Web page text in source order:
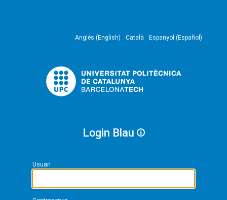
Anglès (English) Català Espanyol (Español)
Login Blau
Usuari